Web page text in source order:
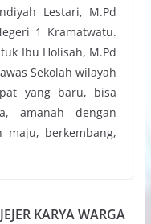
Lestari, M.Pd
1 Kramatwatu.
Ibu Holisah, M.Pd
Sekolah wilayah
yang baru, bisa
amanah dengan
maju, berkembang,
KARYA WARGA